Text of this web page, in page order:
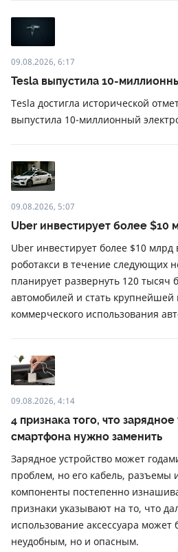
09.08.2026, 6:17
Tesla выпустила 10-
Tesla достигла исторической
выпустила 10-миллионный
09.08.2026, 5:07
Uber инвестирует более $10
Uber инвестирует более $10 млрд
роботакси в течение следующих
планирует развернуть 120 тысяч
автомобилей и стать
коммерческого использования
09.08.2026, 4:14
4 признака того, что
смартфона нужно заменить
Зарядное устройство может
проблем, но его кабель, разъемы
компоненты постепенно
признаки указывают на то, что
использование аксессуара может
неудобным, но и опасным.